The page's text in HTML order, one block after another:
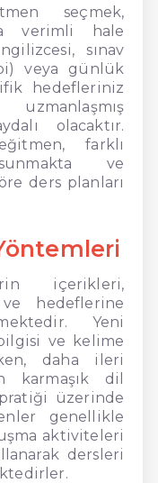
seçmek,
verimli hale
sınav
veya günlük
hedefleriniz
olacaktır.
farklı
ve
ders planları
içerikleri,
hedeflerine
Yeni
ve kelime
daha ileri
karmaşık dil
pratiği üzerinde
genellikle
aktiviteleri
dersleri